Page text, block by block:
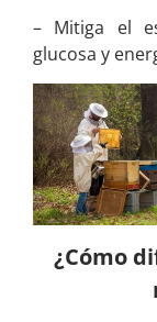
– Mitiga el
glucosa y
¿Cómo